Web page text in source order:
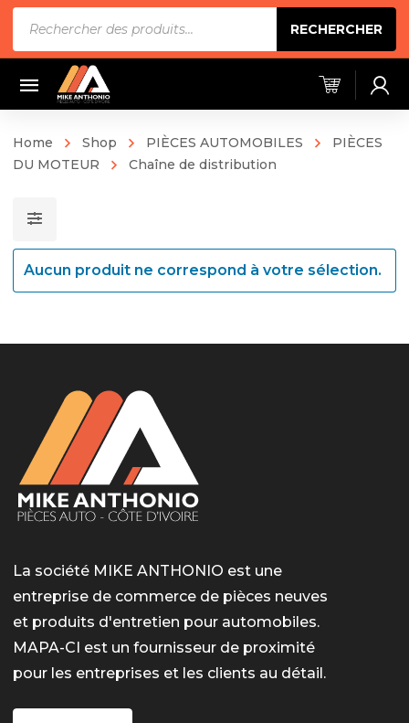
produits
RECHERCHER
Home Shop PIÈCES AUTOMOBILES
PIÈCES
DU MOTEUR
Chaîne de distribution
Aucun produit ne correspond à votre sélection.
La société MIKE ANTHONIO est une
entreprise de commerce de pièces neuves
et produits d'entretien pour automobiles.
MAPA-CI est un fournisseur de proximité
pour les entreprises et les clients au détail.